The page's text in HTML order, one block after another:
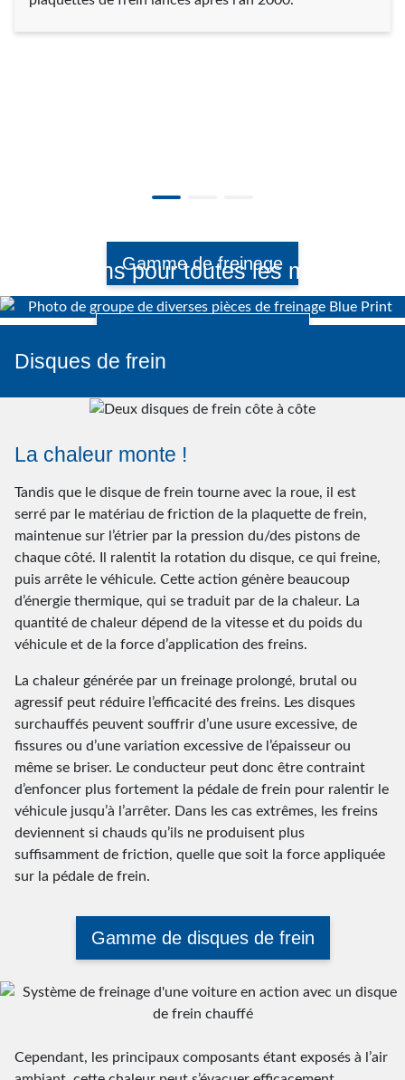
Gamme de freinage
Des freins pour toutes les marques!
Disques de frein
La chaleur monte !
Tandis que le disque de frein tourne avec la roue, il est
serré par le matériau de friction de la plaquette de frein,
maintenue sur l’étrier par la pression du/des pistons de
chaque côté. Il ralentit la rotation du disque, ce qui freine,
puis arrête le véhicule. Cette action génère beaucoup
d’énergie thermique, qui se traduit par de la chaleur. La
quantité de chaleur dépend de la vitesse et du poids du
véhicule et de la force d’application des freins.
La chaleur générée par un freinage prolongé, brutal ou
agressif peut réduire l’efficacité des freins. Les disques
surchauffés peuvent souffrir d’une usure excessive, de
fissures ou d’une variation excessive de l’épaisseur ou
même se briser. Le conducteur peut donc être contraint
d’enfoncer plus fortement la pédale de frein pour ralentir le
véhicule jusqu’à l’arrêter. Dans les cas extrêmes, les freins
deviennent si chauds qu’ils ne produisent plus
suffisamment de friction, quelle que soit la force appliquée
sur la pédale de frein.
Gamme de disques de frein
Cependant, les principaux composants étant exposés à l’air